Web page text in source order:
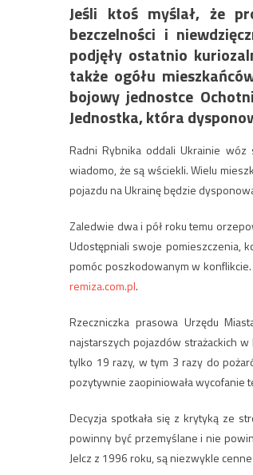
Jeśli ktoś myślał, że
bezczelności i
podjęły ostatnio
także ogółu
bojowy jednostce
Jednostka, która
Radni Rybnika oddali Ukrainie wóz
wiadomo, że są wściekli. Wielu
pojazdu na Ukrainę będzie
Zaledwie dwa i pół roku temu
Udostępniali swoje pomieszczenia,
pomóc poszkodowanym w konflikcie.
remiza.com.pl.
Rzeczniczka prasowa Urzędu
najstarszych pojazdów strażackich
tylko 19 razy, w tym 3 razy do
pozytywnie zaopiniowała wycofanie
Decyzja spotkała się z krytyką ze
powinny być przemyślane i nie
Jelcz z 1996 roku, są niezwykle